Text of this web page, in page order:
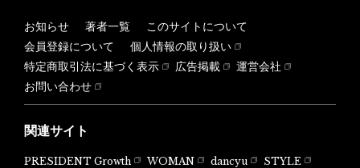
お知らせ 著者一覧
このサイトについて
会員登録について
個人情報の取り扱い
特定商取引法に基づく表示
広告掲載
運営会社
お問い合わせ
関連サイト
PRESIDENT Growth WOMAN dancyu
STYLE